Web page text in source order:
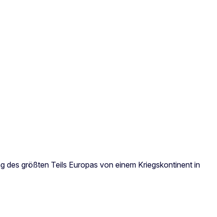
des größten Teils Europas von einem Kriegskontinent in